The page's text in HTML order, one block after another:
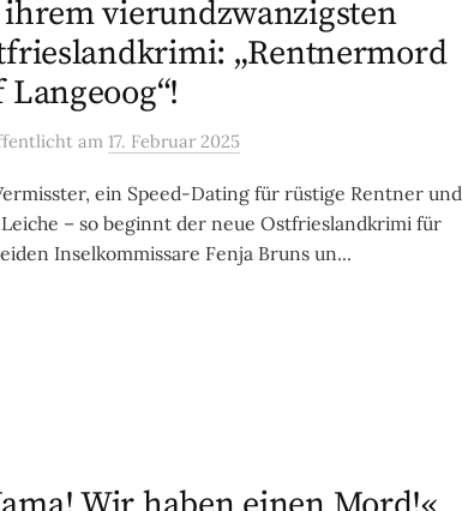
vierundzwanzigsten
„Rentnermord
Langeoog“!
am 17. Februar 2025
ein Speed-Dating für rüstige Rentner und
– so beginnt der neue Ostfrieslandkrimi für
Inselkommissare Fenja Bruns un...